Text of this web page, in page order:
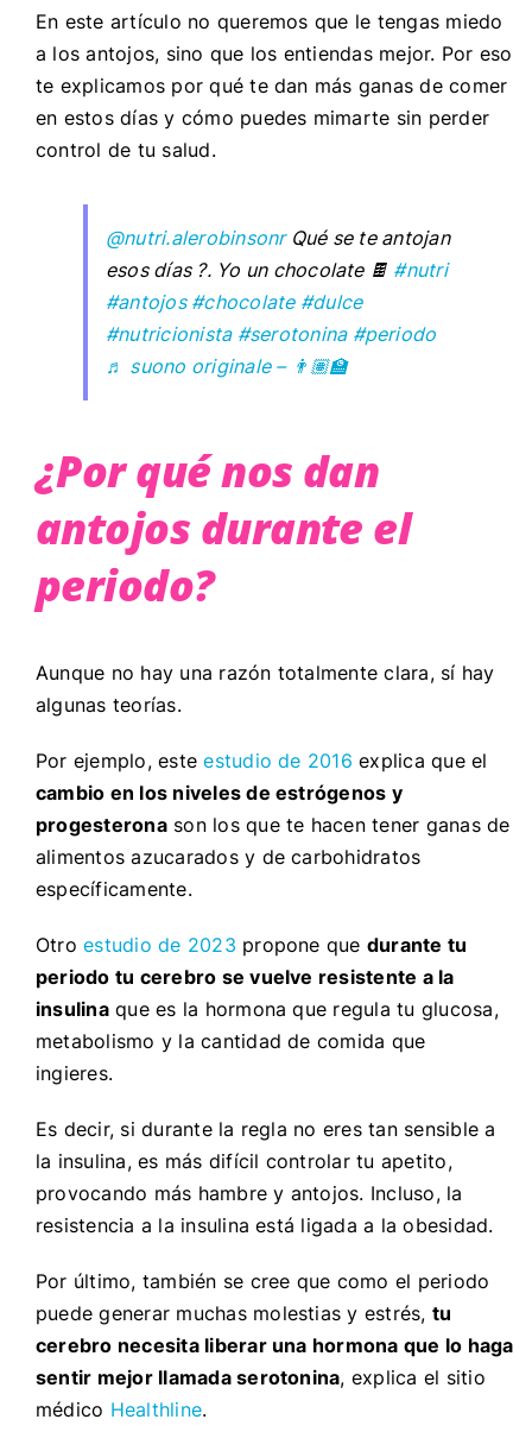
En este artículo no queremos que le tengas miedo
a los antojos, sino que los entiendas mejor. Por eso
te explicamos por qué te dan más ganas de comer
en estos días y cómo puedes mimarte sin perder
control de tu salud.
@nutri.alerobinsonrQué se te antojan
esos días ?. Yo un chocolate 🍫 #nutri
#antojos #chocolate #dulce
#nutricionista #serotonina #periodo
♬ suono originale – 👨🏽‍🏫
¿Por qué nos dan
antojos durante el
periodo?
Aunque no hay una razón totalmente clara, sí hay
algunas teorías.
Por ejemplo, esteestudio de 2016 explica que el
cambio en los niveles de estrógenos y
progesteronason los que te hacen tener ganas de
alimentos azucarados y de carbohidratos
específicamente.
Otroestudio de 2023 propone que durante tu
periodo tu cerebro se vuelve resistente a la
insulinaque es la hormona que regula tu glucosa,
metabolismo y la cantidad de comida que
ingieres.
Es decir, si durante la regla no eres tan sensible a
la insulina, es más difícil controlar tu apetito,
provocando más hambre y antojos. Incluso, la
resistencia a la insulina está ligada a la obesidad.
Por último, también se cree que como el periodo
puede generar muchas molestias y estrés, tu
cerebro necesita liberar una hormona que lo haga
sentir mejor llamada serotonina, explica el sitio
médico Healthline.